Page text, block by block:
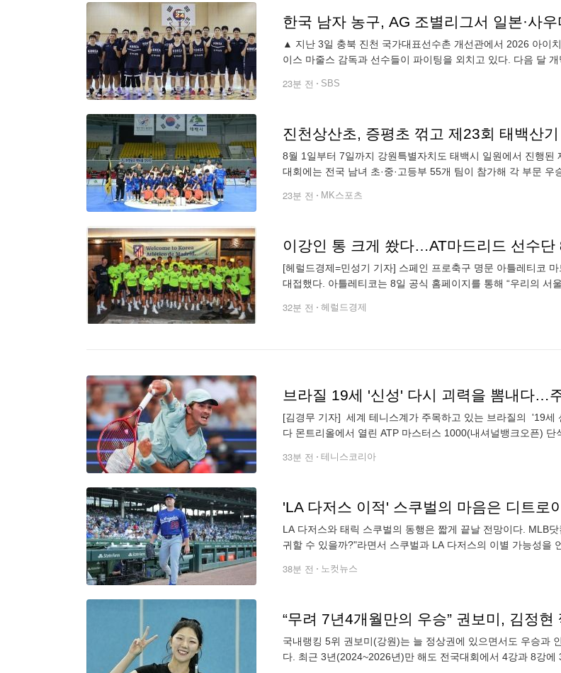
한국 남자 농구, AG 조별리그서 일본·사우
▲ 지난 3일 충북 진천 국가대표선수촌 개선관에서 2026 아이
이스 마줄스 감독과 선수들이 파이팅을 외치고 있다. 다음 달
23분 전 SBS
진천상산초, 증평초 꺾고 제23회 태백산
8월 1일부터 7일까지 강원특별자치도 태백시 일원에서 진행
대회에는 전국 남녀 초·중·고등부 55개 팀이 참가해 각 부문
23분 전 MK스포츠
이강인 통 크게 쐈다…AT마드리드 선수단
[헤럴드경제=민성기 기자] 스페인 프로축구 명문 아틀레티코
대접했다. 아틀레티코는 8일 공식 홈페이지를 통해 “우리의 서
32분 전 헤럴드경제
브라질 19세 '신성' 다시 괴력을 뽐내다…
[김경무 기자] 세계 테니스계가 주목하고 있는 브라질의 '19
다 몬트리올에서 열린 ATP 마스터스 1000(내셔널뱅크오픈)
33분 전 테니스코리아
'LA 다저스 이적' 스쿠벌의 마음은 디트로
LA 다저스와 태릭 스쿠벌의 동행은 짧게 끝날 전망이다. MLB
귀할 수 있을까?"라면서 스쿠벌과 LA 다저스의 이별 가능성을
38분 전 노컷뉴스
“무려 7년4개월만의 우승” 권보미, 김정
국내랭킹 5위 권보미(강원)는 늘 정상권에 있으면서도 우승과
다. 최근 3년(2024~2026년)만 해도 전국대회에서 4강과 8강